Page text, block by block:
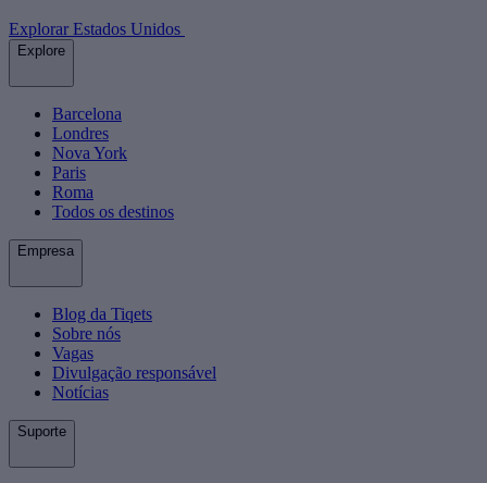
Explorar Estados Unidos
Explore
Barcelona
Londres
Nova York
Paris
Roma
Todos os destinos
Empresa
Blog da Tiqets
Sobre nós
Vagas
Divulgação responsável
Notícias
Suporte